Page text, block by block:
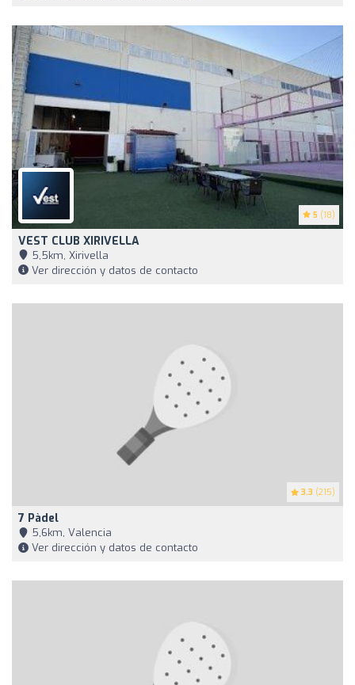
5 (18)
VEST CLUB XIRIVELLA
5,5km, Xirivella
Ver dirección y datos de contacto
3.3 (215)
7 Pàdel
5,6km, Valencia
Ver dirección y datos de contacto